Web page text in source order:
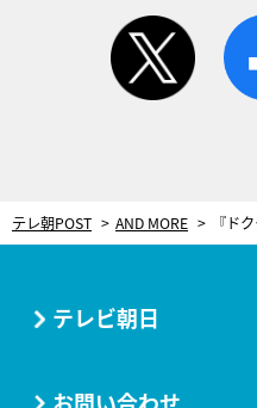
twitter
テレ朝POST AND MORE
テレビ朝日